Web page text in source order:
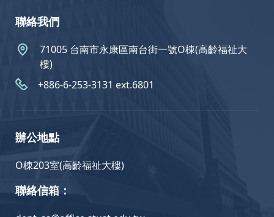
聯絡我們
71005 台南市永康區南台街一號O棟(高齡福祉大
樓)
+886-6-253-3131 ext.6801
辦公地點
O棟203室(高齡福祉大樓)
聯絡信箱：